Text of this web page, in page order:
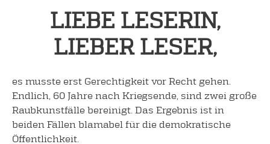
LIEBE LESERIN,
LIEBER LESER,
es musste erst Gerechtigkeit vor Recht gehen.
Endlich, 60 Jahre nach Kriegsende, sind zwei große
Raubkunstfälle bereinigt. Das Ergebnis ist in
beiden Fällen blamabel für die demokratische
Öffentlichkeit.